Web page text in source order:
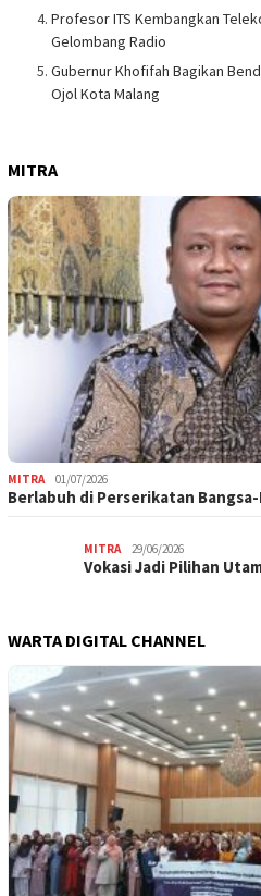
Profesor ITS Kembangkan
Gelombang Radio
Gubernur Khofifah Bagikan
Ojol Kota Malang
MITRA
MITRA 01/07/2026
Berlabuh di Perserikatan
MITRA 29/06/2026
Vokasi Jadi Pilihan
WARTA DIGITAL CHANNEL